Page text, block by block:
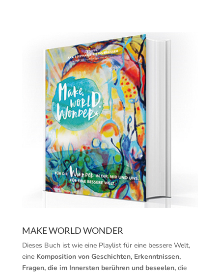
MAKE WORLD WONDER
Dieses Buch ist wie eine Playlist für eine bessere Welt,
eine Komposition von Geschichten, Erkenntnissen,
Fragen, die im Innersten berühren und beseelen,die